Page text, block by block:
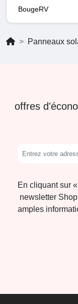
BougeRV
Panneaux
offres
En cliquant sur
newsletter
amples